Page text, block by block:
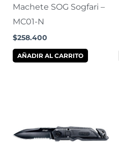
Machete SOG Sogfari –
MC01-N
$258.400
AÑADIR AL CARRITO